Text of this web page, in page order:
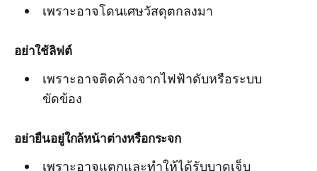
เพราะอาจโดนเศษวัสดุตกลงมา
อย่าใช้ลิฟต์
เพราะอาจติดค้างจากไฟฟ้าดับหรือระบบ
ขัดข้อง
อย่ายืนอยู่ใกล้หน้าต่างหรือกระจก
เพราะอาจแตกและทำให้ได้รับบาดเจ็บ